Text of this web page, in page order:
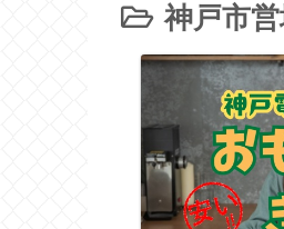
神戸市